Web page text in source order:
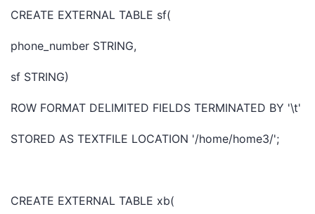
CREATE EXTERNAL TABLE sf(
phone_number STRING,
sf STRING)
ROW FORMAT DELIMITED FIELDS TERMINATED BY '\t'
STORED AS TEXTFILE LOCATION '/home/home3/';
CREATE EXTERNAL TABLE xb(